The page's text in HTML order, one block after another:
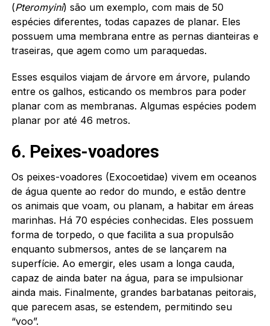
(Pteromyini) são um exemplo, com mais de 50
espécies diferentes, todas capazes de planar. Eles
possuem uma membrana entre as pernas dianteiras e
traseiras, que agem como um paraquedas.
Esses esquilos viajam de árvore em árvore, pulando
entre os galhos, esticando os membros para poder
planar com as membranas. Algumas espécies podem
planar por até 46 metros.
6. Peixes-voadores
Os peixes-voadores (Exocoetidae) vivem em oceanos
de água quente ao redor do mundo, e estão dentre
os animais que voam, ou planam, a habitar em áreas
marinhas. Há 70 espécies conhecidas. Eles possuem
forma de torpedo, o que facilita a sua propulsão
enquanto submersos, antes de se lançarem na
superfície. Ao emergir, eles usam a longa cauda,
capaz de ainda bater na água, para se impulsionar
ainda mais. Finalmente, grandes barbatanas peitorais,
que parecem asas, se estendem, permitindo seu
“voo”.